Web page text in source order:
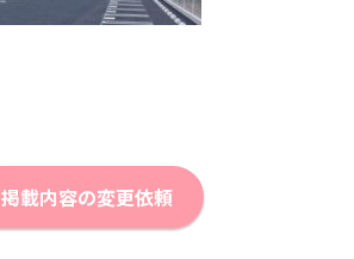
掲載内容の変更依頼